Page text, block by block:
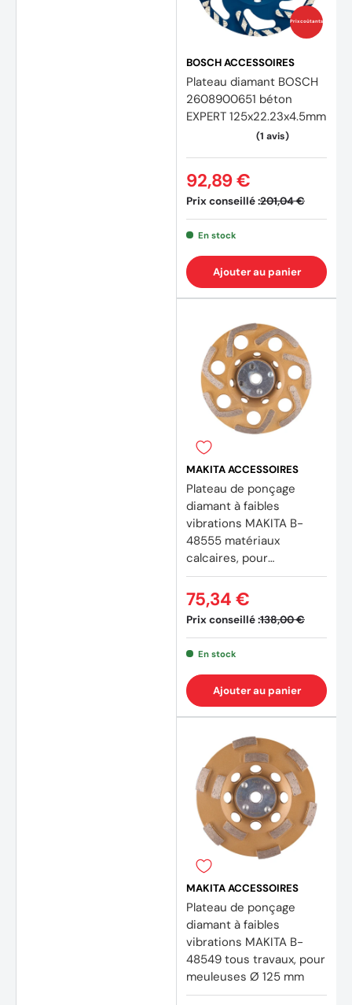
Prix coûtants
BOSCH ACCESSOIRES
Plateau diamant BOSCH
2608900651 béton
EXPERT 125x22.23x4.5mm
Prix conseillé :201,04 €
92,89 €
En stock
Ajouter au panier
MAKITA ACCESSOIRES
Plateau de ponçage
diamant à faibles
vibrations MAKITA B-
48555 matériaux
calcaires, pour
meuleuses Ø 125 mm
Prix conseillé :138,00 €
75,34 €
En stock
Ajouter au panier
MAKITA ACCESSOIRES
Plateau de ponçage
diamant à faibles
vibrations MAKITA B-
48549 tous travaux, pour
meuleuses Ø 125 mm